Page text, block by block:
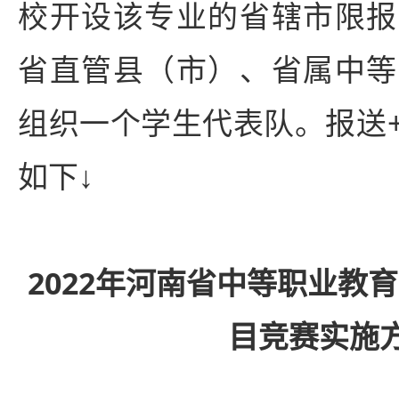
校开设该专业的省辖市限
省直管县（市）、省属中
组织一个学生代表队。报
如下↓
2022年河南省中等职业教
目竞赛实施